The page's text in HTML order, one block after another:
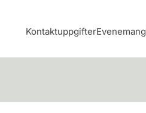
KontaktuppgifterEvenemang